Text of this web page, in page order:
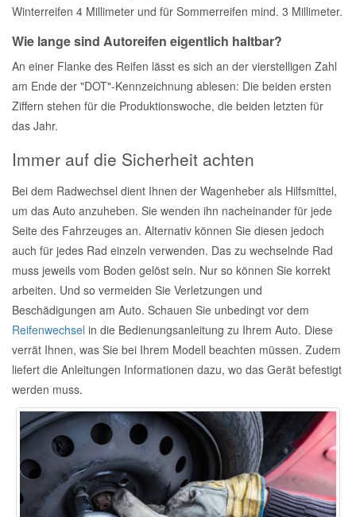
Winterreifen 4 Millimeter und für Sommerreifen mind. 3 Millimeter.
Wie lange sind Autoreifen eigentlich haltbar?
An einer Flanke des Reifen lässt es sich an der vierstelligen Zahl
am Ende der "DOT"-Kennzeichnung ablesen: Die beiden ersten
Ziffern stehen für die Produktionswoche, die beiden letzten für
das Jahr.
Immer auf die Sicherheit achten
Bei dem Radwechsel dient Ihnen der Wagenheber als Hilfsmittel,
um das Auto anzuheben. Sie wenden ihn nacheinander für jede
Seite des Fahrzeuges an. Alternativ können Sie diesen jedoch
auch für jedes Rad einzeln verwenden. Das zu wechselnde Rad
muss jeweils vom Boden gelöst sein. Nur so können Sie korrekt
arbeiten. Und so vermeiden Sie Verletzungen und
Beschädigungen am Auto. Schauen Sie unbedingt vor dem
Reifenwechsel in die Bedienungsanleitung zu Ihrem Auto. Diese
verrät Ihnen, was Sie bei Ihrem Modell beachten müssen. Zudem
liefert die Anleitungen Informationen dazu, wo das Gerät befestigt
werden muss.